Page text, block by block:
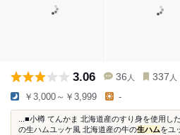
3.06 36 人 337 人
￥3,000～￥3,999 -
...■小樽 てんかま 北海道産のすり身を使用
の生ハムユッケ風 北海道産の牛の生ハムをユ